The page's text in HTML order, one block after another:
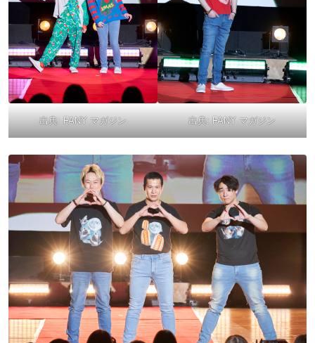
出典: FANY マガジン 出典: FANY マガジン